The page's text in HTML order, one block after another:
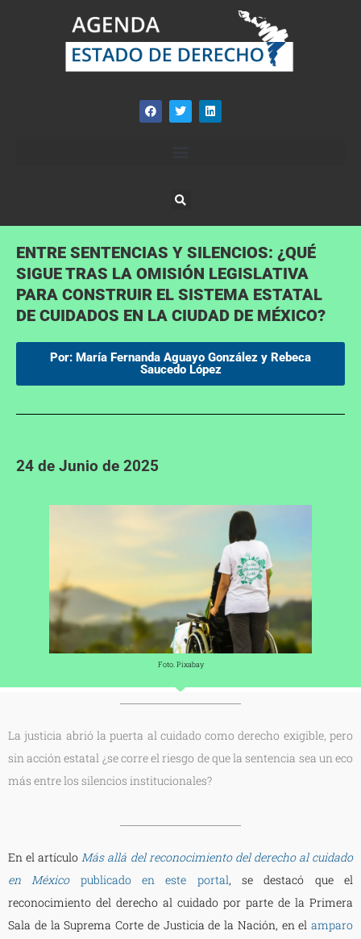
ENTRE SENTENCIAS Y SILENCIOS: ¿QUÉ
SIGUE TRAS LA OMISIÓN LEGISLATIVA
PARA CONSTRUIR EL SISTEMA ESTATAL
DE CUIDADOS EN LA CIUDAD DE MÉXICO?
Por: María Fernanda Aguayo González y Rebeca
Saucedo López
24 de Junio de 2025
Foto. Pixabay
La justicia abrió la puerta al cuidado como derecho exigible, pero
sin acción estatal ¿se corre el riesgo de que la sentencia sea un eco
más entre los silencios institucionales?
En el artículo Más allá del reconocimiento del derecho al cuidado
en México publicado en este portal, se destacó que el
reconocimiento del derecho al cuidado por parte de la Primera
Sala de la Suprema Corte de Justicia de la Nación, en el amparo